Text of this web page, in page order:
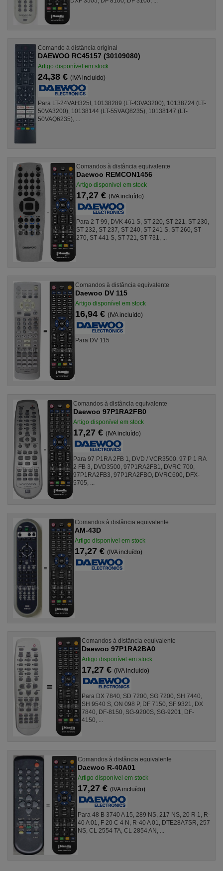
Comando à distância original
DAEWOO RC45157 (30109080)
Artigo disponível em stock
24,38 € (IVA incluído)
Para LT-24VAH325I, 10138289 (LT-43VA3200), 10138724 (LT-
50VA3200), 10138144 (LT-55VAQ8235), 10138147 (LT-
50VAQ6235), ...
Comandos à distância equivalente
Daewoo REMCON1456
Artigo disponível em stock
17,27 € (IVA incluído)
Para 2 T 99, DVK 461 S, ST 220, ST 221, ST 230,
ST 232, ST 237, ST 240, ST 241 S, ST 260, ST
270, ST 441 S, ST 721, ST 731, ...
Comandos à distância equivalente
Daewoo DV 115
Artigo disponível em stock
16,94 €(IVA incluído)
Para DV 115
Comandos à distância equivalente
Daewoo 97P1RA2FB0
Artigo disponível em stock
17,27 € (IVA incluído)
Para 97 P1RA 2FB 1, DVD / VCR3500, 97 P 1 RA
2 FB 3, DVD3500, 97P1RA2FB1, DVRC 700,
97P1RA2FB3, 97P1RA2FBO, DVRC600, DFX-
5705, ...
Comandos à distância equivalente
AM-43D
Artigo disponível em stock
17,27 €(IVA incluído)
Comandos à distância equivalente
Daewoo 97P1RA2BA0
Artigo disponível em stock
17,27 €(IVA incluído)
Para DX 7840, SD 7200, SG 7200, SH 7440,
SH 9540 S, ON 098 P, DF 7150, SF 9321, DX
7840, DF-8150, SG-9200S, SG-9201, DF-
4150, ...
Comandos à distância equivalente
Daewoo R-40A01
Artigo disponível em stock
17,27 € (IVA incluído)
Para 48 B 3740 A 15, 289 NS, 217 NS, 20 R 1, R-
40 A 01, F 20 C 4 N, R-40 A 01, DTE28A7SR, 257
NS, CL 2554 TA, CL 2854 AN, ...